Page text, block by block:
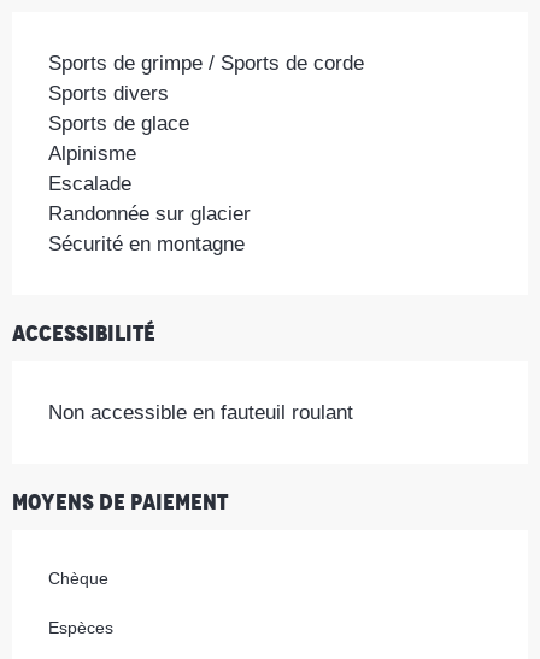
Sports de grimpe / Sports de corde
Sports divers
Sports de glace
Alpinisme
Escalade
Randonnée sur glacier
Sécurité en montagne
Accessibilité
Non accessible en fauteuil roulant
Moyens de paiement
Chèque
Espèces